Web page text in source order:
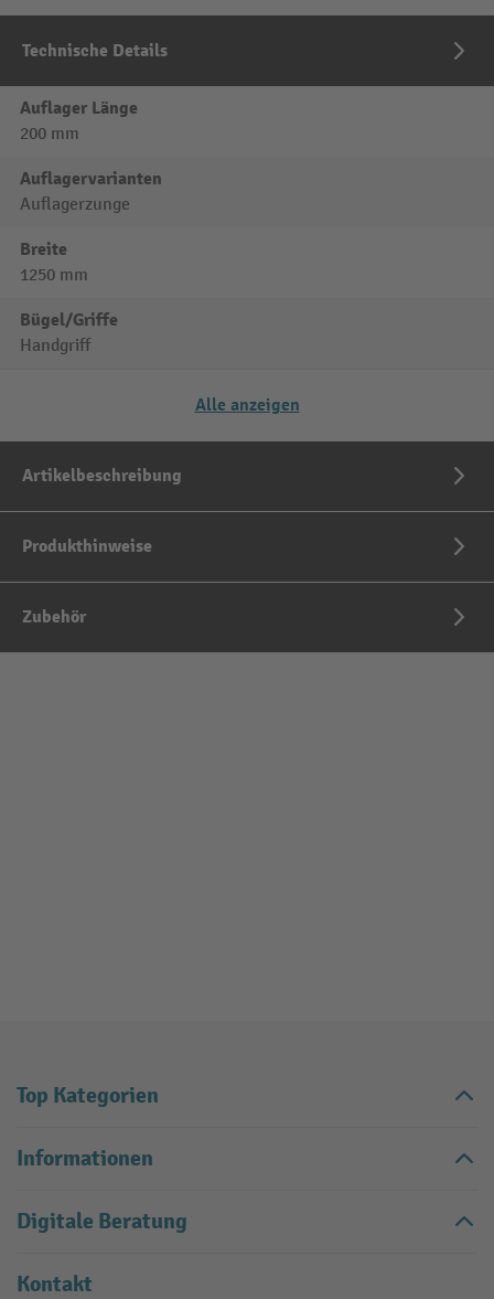
Technische Details
Auflager Länge
200 mm
Auflagervarianten
Auflagerzunge
Breite
1250 mm
Bügel/Griffe
Handgriff
Alle anzeigen
Artikelbeschreibung
Produkthinweise
Zubehör
Top Kategorien
Informationen
Digitale Beratung
Kontakt